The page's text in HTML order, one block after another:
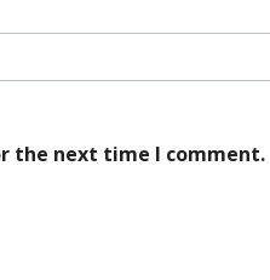
the next time I comment.